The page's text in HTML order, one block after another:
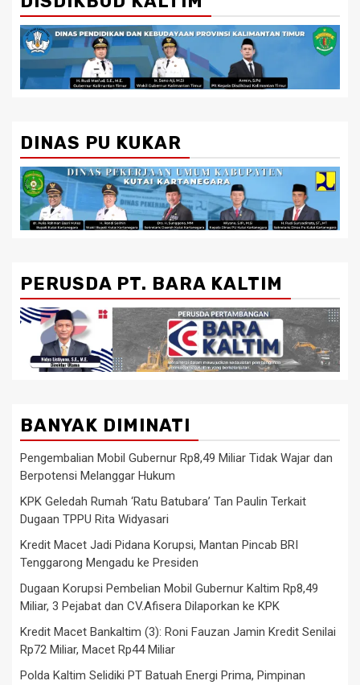
DINAS PU KUKAR
PERUSDA PT. BARA KALTIM
BANYAK DIMINATI
Pengembalian Mobil Gubernur Rp8,49 Miliar Tidak Wajar dan
Berpotensi Melanggar Hukum
KPK Geledah Rumah ‘Ratu Batubara’ Tan Paulin Terkait
Dugaan TPPU Rita Widyasari
Kredit Macet Jadi Pidana Korupsi, Mantan Pincab BRI
Tenggarong Mengadu ke Presiden
Dugaan Korupsi Pembelian Mobil Gubernur Kaltim Rp8,49
Miliar, 3 Pejabat dan CV.Afisera Dilaporkan ke KPK
Kredit Macet Bankaltim (3): Roni Fauzan Jamin Kredit Senilai
Rp72 Miliar, Macet Rp44 Miliar
Polda Kaltim Selidiki PT Batuah Energi Prima, Pimpinan